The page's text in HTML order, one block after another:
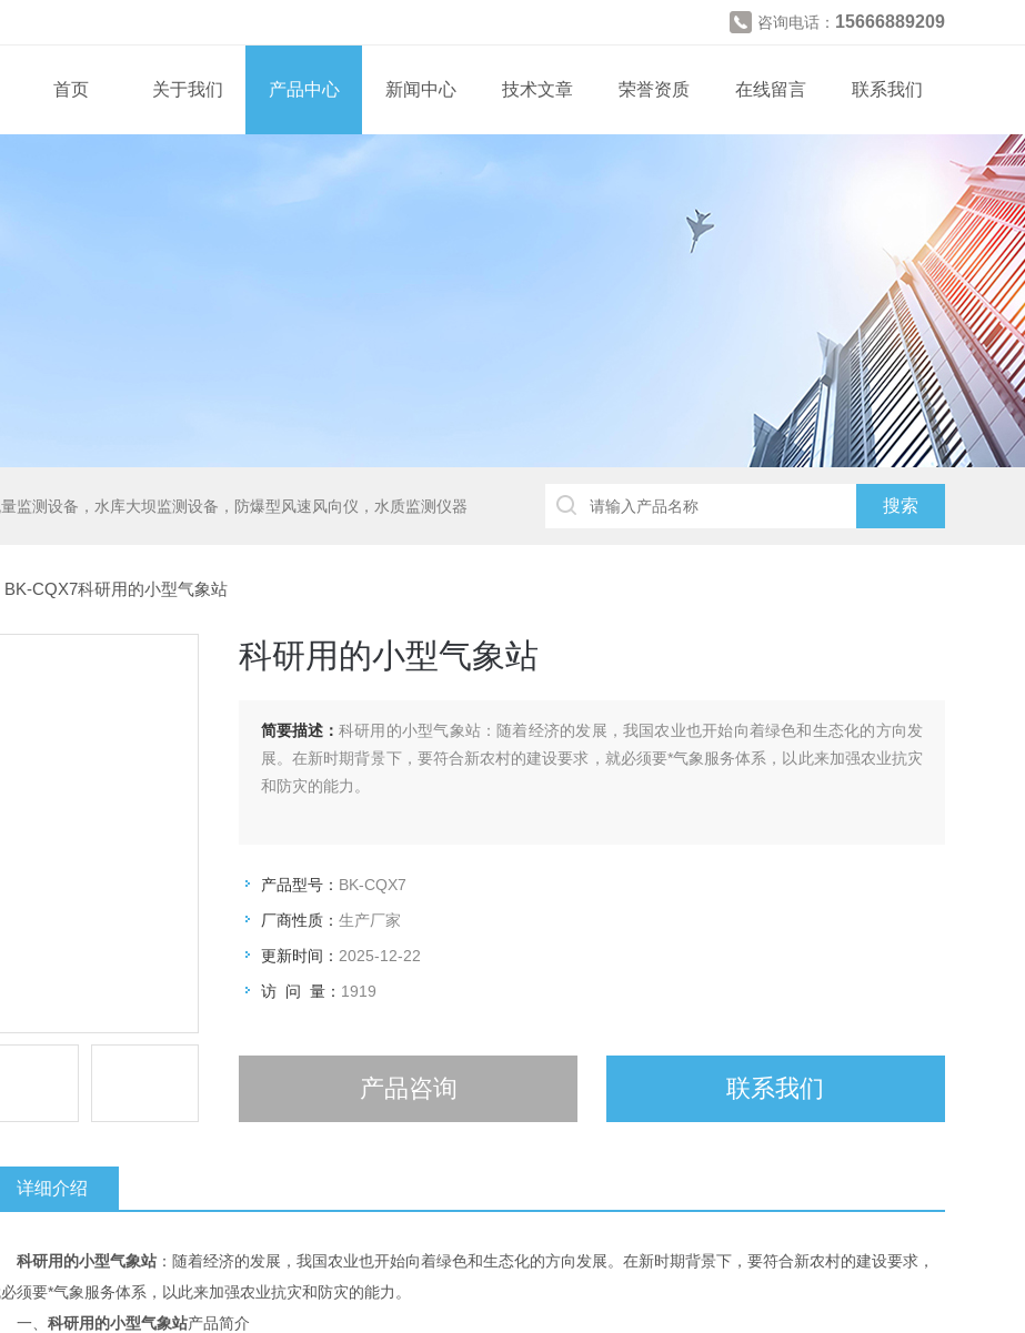
咨询电话： 15666889209
首页 关于我们 产品中心 新闻中心 技术文章 荣誉资质 在线留言 联系我们
监测设备，水库大坝监测设备，防爆型风速风向仪，水质监测仪器
CQX7科研用的小型气象站
科研用的小型气象站
简要描述： 科研用的小型气象站：随着经济的发展，我国农业也开始向着绿色和生态化的方向发
展。在新时期背景下，要符合新农村的建设要求，就必须要*气象服务体系，以此来加强农业抗灾
和防灾的能力。
产品型号： BK-CQX7
厂商性质： 生产厂家
更新时间： 2025-12-22
访 问 量： 1919
产品咨询 联系我们
详细介绍
科研用的小型气象站 ：随着经济的发展，我国农业也开始向着绿色和生态化的方向发展。在新时期背景下，要符合新农村的建设要求，
须要*气象服务体系，以此来加强农业抗灾和防灾的能力。
、 科研用的小型气象站产品简介